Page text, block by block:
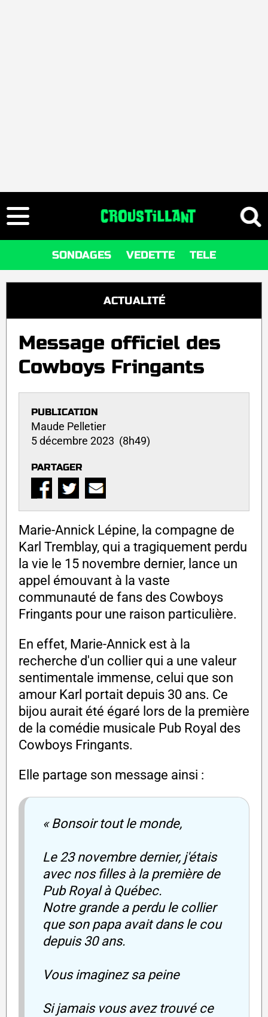
SONDAGES VEDETTE TELE
ACTUALITÉ
Message officiel des
Cowboys Fringants
PUBLICATION
Maude Pelletier
5 décembre 2023 (8h49)
PARTAGER
Marie-Annick Lépine, la compagne de
Karl Tremblay, qui a tragiquement perdu
la vie le 15 novembre dernier, lance un
appel émouvant à la vaste
communauté de fans des Cowboys
Fringants pour une raison particulière.
En effet, Marie-Annick est à la
recherche d'un collier qui a une valeur
sentimentale immense, celui que son
amour Karl portait depuis 30 ans. Ce
bijou aurait été égaré lors de la première
de la comédie musicale Pub Royal des
Cowboys Fringants.
Elle partage son message ainsi :
« Bonsoir tout le monde,
Le 23 novembre dernier, j'étais
avec nos filles à la première de
Pub Royal à Québec.
Notre grande a perdu le collier
que son papa avait dans le cou
depuis 30 ans.
Vous imaginez sa peine
Si jamais vous avez trouvé ce